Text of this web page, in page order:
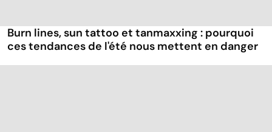
Burn lines, sun tattoo et tanmaxxing : pourquoi
ces tendances de l'été nous mettent en danger